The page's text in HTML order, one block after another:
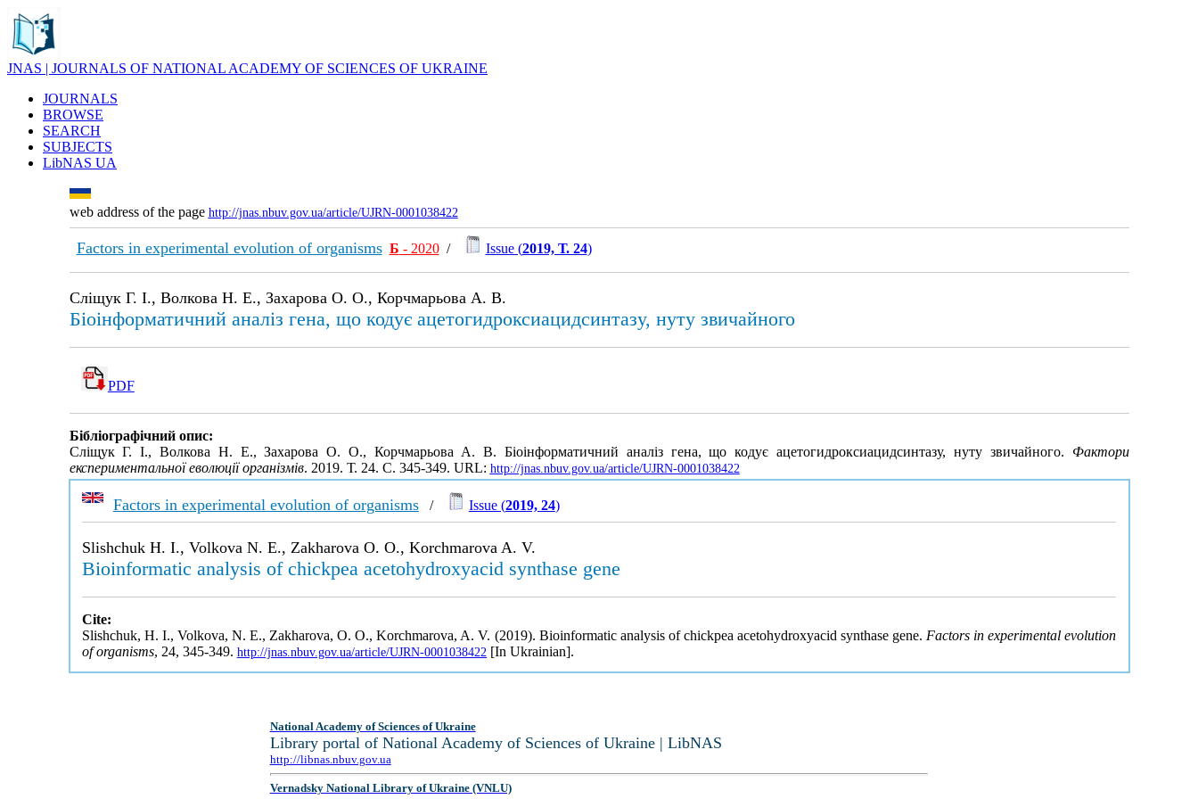
JNAS | JOURNALS OF NATIONAL ACADEMY OF SCIENCES OF UKRAINE
JOURNALS
BROWSE
SEARCH
SUBJECTS
LibNAS UA
web address of the page http://jnas.nbuv.gov.ua/article/UJRN-0001038422
Factors in experimental evolution of organisms Б - 2020/ Issue (2019, Т. 24)
Сліщук Г. І., Волкова Н. Е., Захарова О. О., Корчмарьова А. В.
Біоінформатичний аналіз гена, що кодує ацетогидроксиацидсинтазу, нуту звичайного
PDF
Бібліографічний опис:
Сліщук Г. І., Волкова Н. Е., Захарова О. О., Корчмарьова А. В. Біоінформатичний аналіз гена, що кодує ацетогидроксиацидсинтазу, нуту звичайного. Фактори
експериментальної еволюції організмів. 2019. Т. 24. С. 345-349. URL: http://jnas.nbuv.gov.ua/article/UJRN-0001038422
Factors in experimental evolution of organisms/ Issue (2019, 24)
Slishchuk H. I., Volkova N. E., Zakharova O. O., Korchmarova A. V.
Bioinformatic analysis of chickpea acetohydroxyacid synthase gene
Cite:
Slishchuk, H. I., Volkova, N. E., Zakharova, O. O., Korchmarova, A. V. (2019). Bioinformatic analysis of chickpea acetohydroxyacid synthase gene. Factors in experimental evolution
of organisms, 24, 345-349. http://jnas.nbuv.gov.ua/article/UJRN-0001038422 [In Ukrainian].
National Academy of Sciences of Ukraine
Library portal of National Academy of Sciences of Ukraine | LibNAS
http://libnas.nbuv.gov.ua
Vernadsky National Library of Ukraine (VNLU)